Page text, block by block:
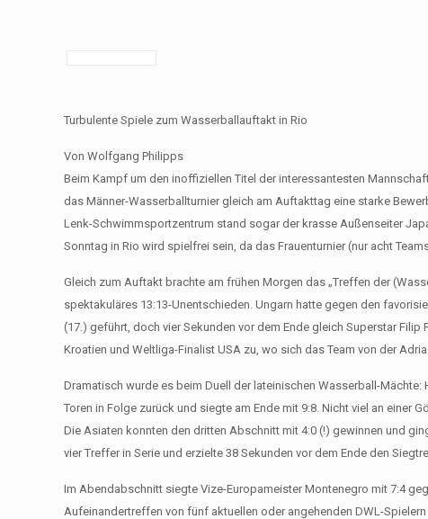
Turbulente Spiele zum Wasserballauftakt in Rio
Von Wolfgang Philipps
Beim Kampf um den inoffiziellen Titel der interessantesten
das Männer-Wasserballturnier gleich am Auftakttag eine starke
Lenk-Schwimmsportzentrum stand sogar der krasse Außenseiter
Sonntag in Rio wird spielfrei sein, da das Frauenturnier (nur acht
Gleich zum Auftakt brachte am frühen Morgen das „Treffen der
spektakuläres 13:13-Unentschieden. Ungarn hatte gegen den
(17.) geführt, doch vier Sekunden vor dem Ende gleich Superstar
Kroatien und Weltliga-Finalist USA zu, wo sich das Team von der
Dramatisch wurde es beim Duell der lateinischen Wasserball-
Toren in Folge zurück und siegte am Ende mit 9:8. Nicht viel an einer
Die Asiaten konnten den dritten Abschnitt mit 4:0 (!) gewinnen und
vier Treffer in Serie und erzielte 38 Sekunden vor dem Ende den
Im Abendabschnitt siegte Vize-Europameister Montenegro mit 7:4
Aufeinandertreffen von fünf aktuellen oder angehenden DWL-